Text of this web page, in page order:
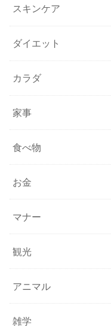
スキンケア
ダイエット
カラダ
家事
食べ物
お金
マナー
観光
アニマル
雑学